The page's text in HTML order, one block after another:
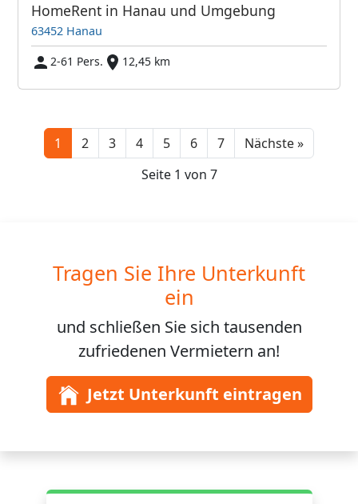
HomeRent in Hanau und Umgebung
63452 Hanau
2-61 Pers.
12,45 km
1 2 3 4 5 6 7 Nächste »Next
Seite 1 von 7
Tragen Sie Ihre Unterkunft
ein
und schließen Sie sich tausenden
zufriedenen Vermietern an!
Jetzt Unterkunft eintragen